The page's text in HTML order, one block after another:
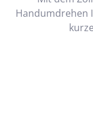
Handumdrehen